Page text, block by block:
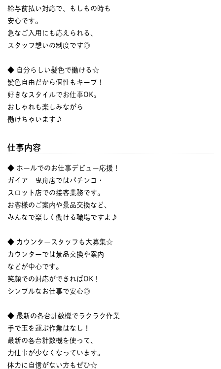
給与前払い対応で、もしもの時も
安心です。
急なご入用にも応えられる、
スタッフ想いの制度です◎
◆ 自分らしい髪色で働ける☆
髪色自由だから個性もキープ！
好きなスタイルでお仕事OK。
おしゃれも楽しみながら
働けちゃいます♪
仕事内容
◆ ホールでのお仕事デビュー応援！
ガイア 曳舟店ではパチンコ・
スロット店での接客業務です。
お客様のご案内や景品交換など、
みんなで楽しく働ける職場ですよ♪
◆ カウンタースタッフも大募集☆
カウンターでは景品交換や案内
などが中心です。
笑顔での対応ができればOK！
シンプルなお仕事で安心◎
◆ 最新の各台計数機でラクラク作業
手で玉を運ぶ作業はなし！
最新の各台計数機を使って、
力仕事が少なくなっています。
体力に自信がない方もぜひ☆